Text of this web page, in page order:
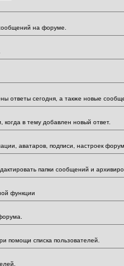
на форуме.
ответы сегодня, а также новые
в тему добавлен новый ответ.
аватаров, подписи, настроек
папки сообщений и
функции
помощи списка пользователей.